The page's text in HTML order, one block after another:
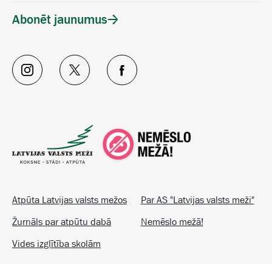
Atpūta Latvijas valsts mežos
Par AS "Latvijas valsts meži"
Žurnāls par atpūtu dabā
Nemēslo mežā!
Vides izglītība skolām
Abonēt jaunumus